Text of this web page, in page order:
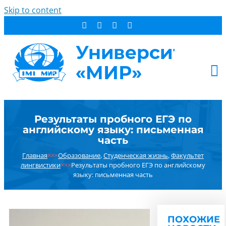
Skip to content
СТУДЕНТУ
ОБ УНИВЕРСИТЕТЕ
НОВОСТИ
РЕЗУЛЬТАТ ПОИСКА:
Результаты пробного ЕГЭ по
английскому языку: письменная
часть
Главная×××Образование,Студенческая жизнь,Факультет
лингвистики×××Результаты пробного ЕГЭ по английскому
языку: письменная часть
ПОХОЖИЕ